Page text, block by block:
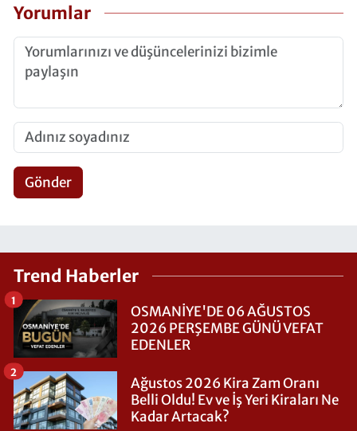
Yorumlar
Gönder
Trend Haberler
OSMANİYE'DE 06 AĞUSTOS
2026 PERŞEMBE GÜNÜ VEFAT
EDENLER
1
Ağustos 2026 Kira Zam Oranı
Belli Oldu! Ev ve İş Yeri Kiraları Ne
Kadar Artacak?
2